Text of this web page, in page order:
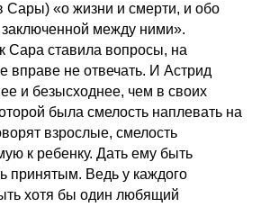
Сары) «о жизни и смерти, и обо
заключенной между ними».
Сара ставила вопросы, на
вправе не отвечать. И Астрид
и безысходнее, чем в своих
была смелость наплевать на
взрослые, смелость
к ребенку. Дать ему быть
Ведь у каждого
хотя бы один любящий